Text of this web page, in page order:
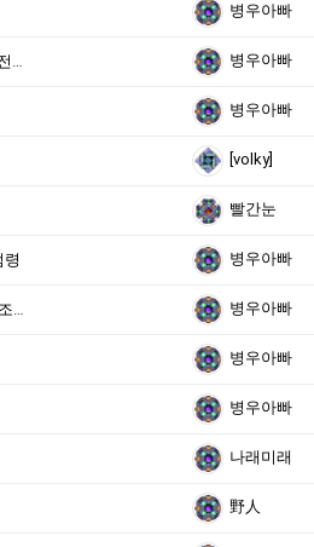
병우아빠
병우아빠
병우아빠
[volky]
빨간눈
령 병우아빠
병우아빠
병우아빠
병우아빠
나래미래
野人